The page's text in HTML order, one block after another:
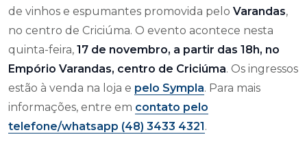
de vinhos e espumantes promovida pelo Varandas,
no centro de Criciúma. O evento acontece nesta
quinta-feira, 17 de novembro, a partir das 18h, no
Empório Varandas, centro de Criciúma. Os ingressos
estão à venda na loja e pelo Sympla. Para mais
informações, entre em contato pelo
telefone/whatsapp (48) 3433 4321 .